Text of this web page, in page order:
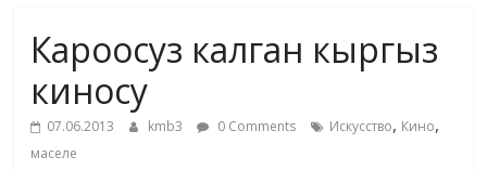
жана
адабияты
Кароосуз калган кыргыз
киносу
07.06.2013 kmb3 0 Comments Искусство, Кино,
маселе